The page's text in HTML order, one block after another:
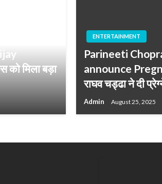
मिला बड़ा
ENTERTAINMENT
Parineeti
announce
राघव चड्ढा ने दी
Admin August 25, 2025